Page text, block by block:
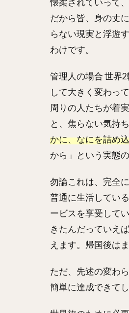
懐柔されていって
だから皆、身の丈
らない現実と浮遊
わけです。
管理人の場合 世界
して大きく変わっ
周りの人たちが着
と、焦らない気持
かに、なにを詰め
から」という実態
勿論これは、完全
普通に生活してい
ービスを享受して
きたんだっていえ
えます。帰国後は
ただ、先述の変わ
簡単に達成できて